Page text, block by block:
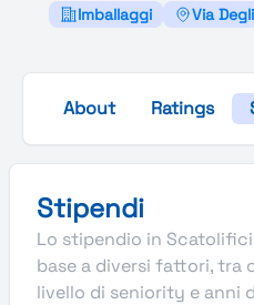
Imballaggi Via
About Ratings
Stipendi
Lo stipendio in
base a diversi fattori, tra
livello di seniority e anni